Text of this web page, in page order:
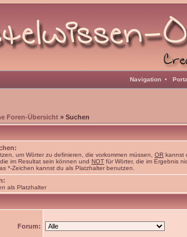
Navigation •
Foren-Übersicht » Suchen
um Wörter zu definieren, die vorkommen müssen, OR kannst
im Resultat sein können und NOT für Wörter, die im Ergebnis
*-Zeichen kannst du als Platzhalter benutzen.
als Platzhalter
Forum: